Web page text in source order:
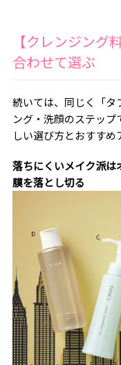
【クレンジング
合わせて選ぶ
続いては、同じく「タ
ング・洗顔のステッ
しい選び方とおすすめ
落ちにくいメイク派は
膜を落とし切る